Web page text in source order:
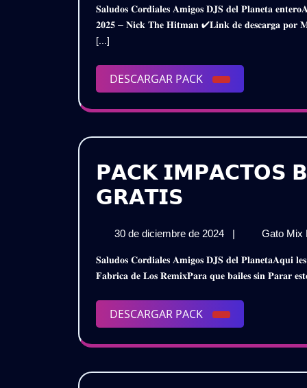
diciembre
de
𝐒𝐚𝐥𝐮𝐝𝐨𝐬 𝐂𝐨𝐫𝐝𝐢𝐚𝐥𝐞𝐬 𝐀𝐦𝐢𝐠𝐨𝐬 𝐃𝐉𝐒 𝐝𝐞𝐥 𝐏𝐥𝐚𝐧𝐞𝐭𝐚 𝐞𝐧𝐭𝐞𝐫𝐨𝐀𝐪𝐮𝐢 𝐥𝐞𝐬 𝐏𝐫𝐞𝐬𝐞𝐧𝐭𝐨 𝐞𝐬𝐭𝐞 𝐌𝐞𝐠𝐚 𝐏𝐚𝐜𝐤𝐕𝐨𝐜𝐞𝐬 𝐄𝐟𝐞𝐜𝐭𝐨𝐬 𝐀𝐧̃𝐨 𝐍𝐮𝐞𝐯𝐨
𝟐𝟎𝟐𝟓 – 𝐍𝐢𝐜𝐤 𝐓𝐡𝐞 𝐇𝐢𝐭𝐦𝐚𝐧 ✔𝐋𝐢𝐧𝐤 𝐝𝐞 𝐝𝐞𝐬𝐜𝐚𝐫𝐠𝐚
[...]
DESCARGAR PACK
DESCARGAR
PACK
𝗣𝗔𝗖𝗞 𝗜𝗠𝗣𝗔𝗖𝗧𝗢𝗦
𝗚𝗥𝗔𝗧𝗜𝗦
𝟮𝟬𝟮𝟱
|
𝗚𝗥𝗔𝗧𝗜𝗦
30 de diciembre de 2024
30
diciembre
de
| Gato Mix
𝐒𝐚𝐥𝐮𝐝𝐨𝐬 𝐂𝐨𝐫𝐝𝐢𝐚𝐥𝐞𝐬 𝐀𝐦𝐢𝐠𝐨𝐬 𝐃𝐉𝐒 𝐝𝐞𝐥 𝐏𝐥𝐚𝐧𝐞𝐭𝐚𝐀𝐪𝐮𝐢 𝐥𝐞𝐬 𝐏𝐫𝐞𝐬𝐞𝐧𝐭𝐨 𝐞𝐬𝐭𝐞 𝐌𝐞𝐠𝐚 𝐏𝐚𝐜𝐤𝐈𝐦𝐩𝐚𝐜𝐭𝐨𝐬 𝐁𝐚𝐢𝐥𝐚𝐛𝐥𝐞𝐬 𝟐𝟎𝟐𝟓 – 𝐋𝐚
𝐅𝐚𝐛𝐫𝐢𝐜𝐚 𝐝𝐞 𝐋𝐨𝐬 𝐑𝐞𝐦𝐢𝐱𝐏𝐚𝐫𝐚 𝐪𝐮𝐞 𝐛𝐚𝐢𝐥𝐞𝐬 𝐬𝐢𝐧 𝐏𝐚𝐫𝐚𝐫
DESCARGAR PACK
DESCARGAR
PACK